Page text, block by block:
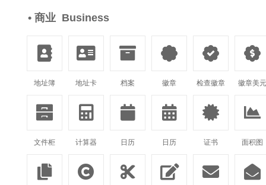
地址簿 地址卡 档案 徽章 检查徽章 徽章美元
文件柜 计算器 日历 日历 证书 面积图
• 商业 Business
     
     
     